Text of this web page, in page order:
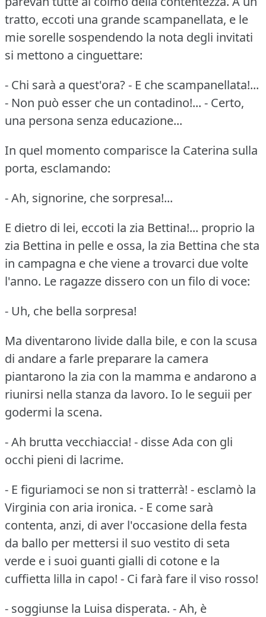
tratto, eccoti una grande scampanellata, e le
mie sorelle sospendendo la nota degli invitati
si mettono a cinguettare:
- Chi sarà a quest'ora?- E che scampanellata!...
- Non può esser che un contadino!... - Certo,
una persona senza educazione...
In quel momento comparisce la Caterina sulla
porta, esclamando:
- Ah, signorine, che sorpresa!...
E dietro di lei, eccoti la zia Bettina!... proprio la
zia Bettina in pelle e ossa, la zia Bettina che sta
in campagna e che viene a trovarci due volte
l'anno. Le ragazze dissero con un filo di voce:
- Uh, che bella sorpresa!
Ma diventarono livide dalla bile, e con la scusa
di andare a farle preparare la camera
piantarono la zia con la mamma e andarono a
riunirsi nella stanza da lavoro. Io le seguii per
godermi la scena.
- Ah brutta vecchiaccia! - disse Ada con gli
occhi pieni di lacrime.
- E figuriamoci se non si tratterrà! - esclamò la
Virginia con aria ironica. - E come sarà
contenta, anzi, di aver l'occasione della festa
da ballo per mettersi il suo vestito di seta
verde e i suoi guanti gialli di cotone e la
cuffietta lilla in capo! - Ci farà fare il viso rosso!
- soggiunse la Luisa disperata. - Ah, è